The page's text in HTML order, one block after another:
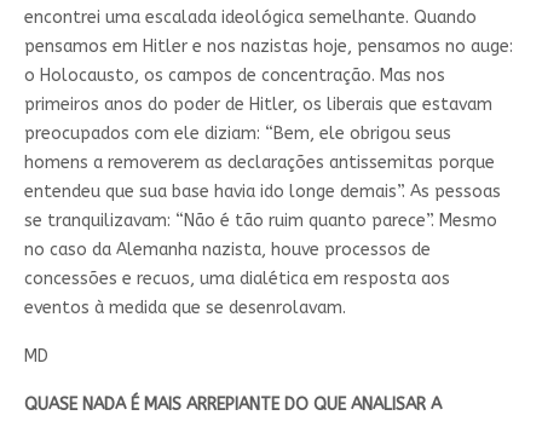
encontrei uma escalada ideológica semelhante. Quando
pensamos em Hitler e nos nazistas hoje, pensamos no auge:
o Holocausto, os campos de concentração. Mas nos
primeiros anos do poder de Hitler, os liberais que estavam
preocupados com ele diziam: “Bem, ele obrigou seus
homens a removerem as declarações antissemitas porque
entendeu que sua base havia ido longe demais”. As pessoas
se tranquilizavam: “Não é tão ruim quanto parece”. Mesmo
no caso da Alemanha nazista, houve processos de
concessões e recuos, uma dialética em resposta aos
eventos à medida que se desenrolavam.
MD
QUASE NADA É MAIS ARREPIANTE DO QUE ANALISAR A